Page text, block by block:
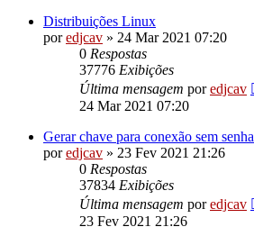
Distribuições Linux
poredjcav » 24 Mar 2021 07:20
0 Respostas
37776 Exibições
Última mensagem poredjcav
24 Mar 2021 07:20
Gerar chave para conexão sem senha
poredjcav » 23 Fev 2021 21:26
0 Respostas
37834 Exibições
Última mensagem poredjcav
23 Fev 2021 21:26